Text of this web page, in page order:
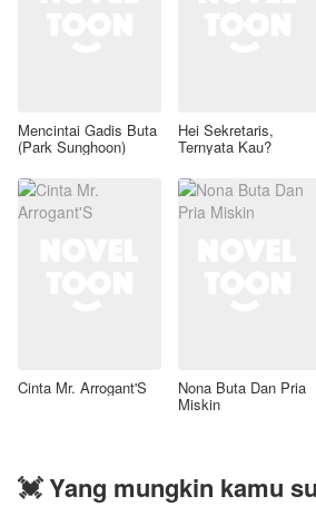
Mencintai Gadis Buta
(Park Sunghoon)
Hei Sekretaris,
Ternyata Kau?
Cinta Mr. Arrogant'S Nona Buta Dan Pria
Miskin
💓 Yang mungkin kamu